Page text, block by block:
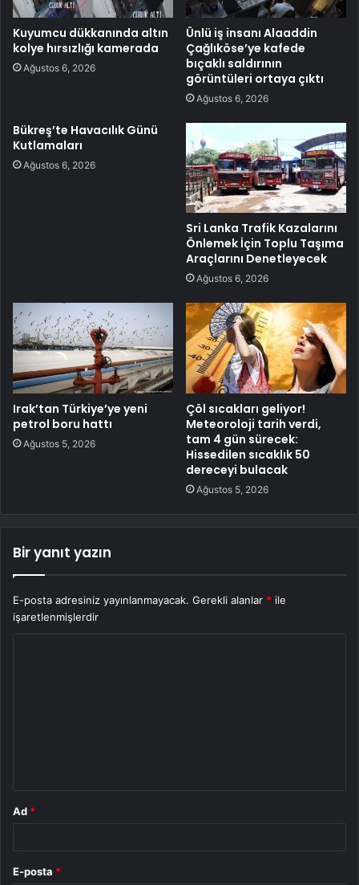
Kuyumcu dükkanında altın
kolye hırsızlığı kamerada
Ağustos 6, 2026
Ünlü iş insanı Alaaddin
Çağlıköse’ye kafede
bıçaklı saldırının
görüntüleri ortaya çıktı
Ağustos 6, 2026
Bükreş’te Havacılık Günü
Kutlamaları
Ağustos 6, 2026
Sri Lanka Trafik Kazalarını
Önlemek İçin Toplu Taşıma
Araçlarını Denetleyecek
Ağustos 6, 2026
Irak’tan Türkiye’ye yeni
petrol boru hattı
Ağustos 5, 2026
Çöl sıcakları geliyor!
Meteoroloji tarih verdi,
tam 4 gün sürecek:
Hissedilen sıcaklık 50
dereceyi bulacak
Ağustos 5, 2026
Bir yanıt yazın
E-posta adresiniz yayınlanmayacak. Gerekli alanlar * ile
işaretlenmişlerdir
Ad *
E-posta *